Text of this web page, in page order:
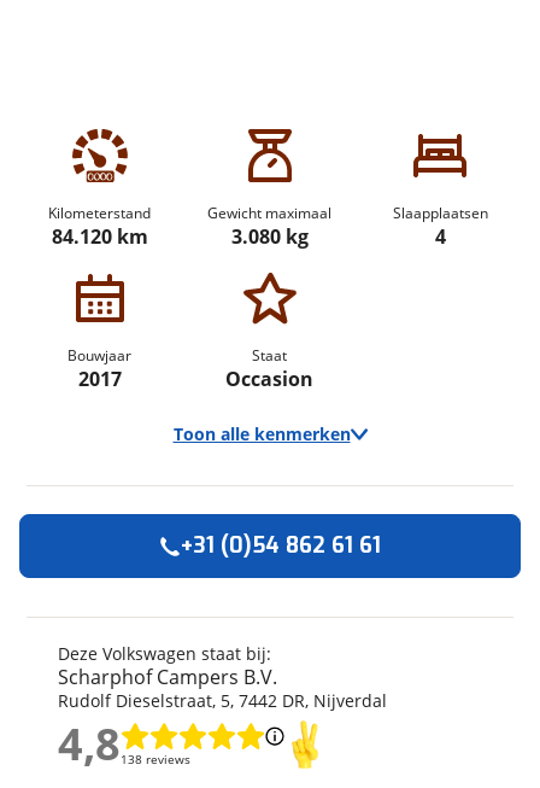
Kilometerstand
84.120 km
Gewicht maximaal
3.080 kg
Slaapplaatsen
4
Bouwjaar
2017
Staat
Occasion
Toon alle kenmerken
Merk
Volkswagen
Automerk camper
Model
Uitvoering
Ocean
Kenteken
TX216B
84.120 km
Deze Volkswagen staat bij:
Scharphof Campers B.V.
Rudolf Dieselstraat, 5, 7442 DR, Nijverdal
4,8138 reviews
4,8
+31 (0)54 862 61 61